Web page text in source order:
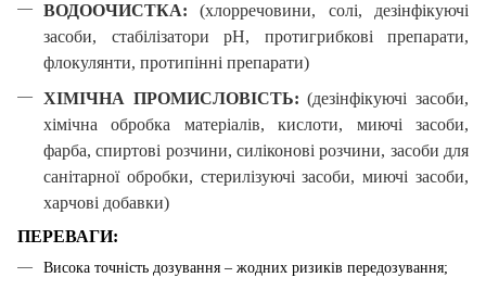
ВОДООЧИСТКА: (хлорречовини, солі, дезінфікуючі
засоби, стабілізатори pH, протигрибкові препарати,
флокулянти, протипінні препарати)
ХІМІЧНА ПРОМИСЛОВІСТЬ: (дезінфікуючі засоби,
хімічна обробка матеріалів, кислоти, миючі засоби,
фарба, спиртові розчини, силіконові розчини, засоби для
санітарної обробки, стерилізуючі засоби, миючі засоби,
харчові добавки)
ПЕРЕВАГИ:
Висока точність дозування – жодних ризиків передозування;